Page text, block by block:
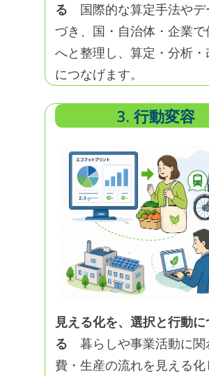
る 国際的な算定手法や
づき、国・自治体・企業で
へと整理し、算定・分析・
につなげます。
3. 行動変容
見える化を、選択と行動
る 暮らしや事業活動に関
費・生産の流れを見える化